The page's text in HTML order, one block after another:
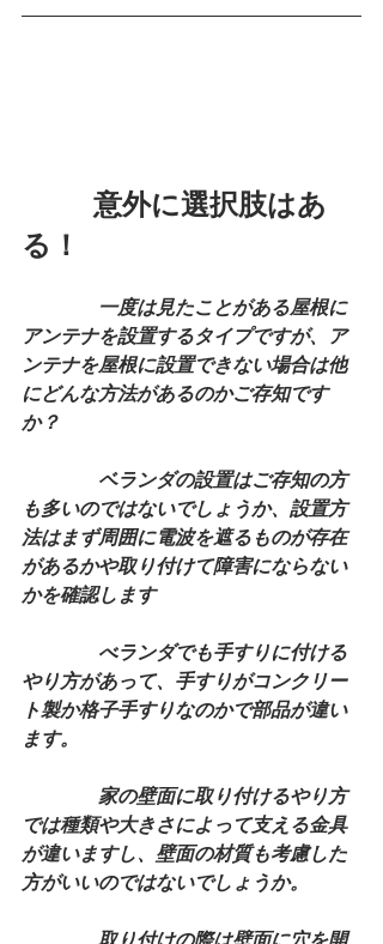
意外に選択肢はあ
る！
一度は見たことがある屋根に
アンテナを設置するタイプですが、ア
ンテナを屋根に設置できない場合は他
にどんな方法があるのかご存知です
か？
ベランダの設置はご存知の方
も多いのではないでしょうか、設置方
法はまず周囲に電波を遮るものが存在
があるかや取り付けて障害にならない
かを確認します
べランダでも手すりに付ける
やり方があって、手すりがコンクリー
ト製か格子手すりなのかで部品が違い
ます。
家の壁面に取り付けるやり方
では種類や大きさによって支える金具
が違いますし、壁面の材質も考慮した
方がいいのではないでしょうか。
取り付けの際は壁面に穴を開